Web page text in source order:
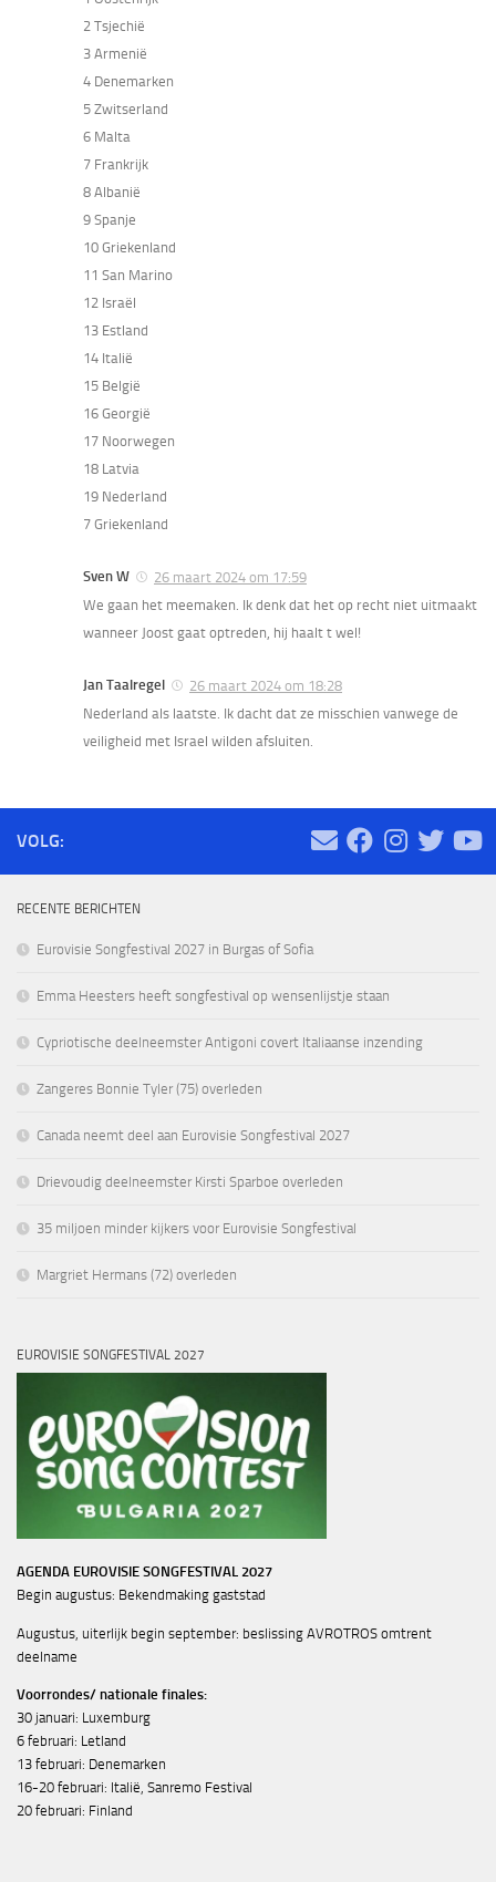
2 Tsjechië
3 Armenië
4 Denemarken
5 Zwitserland
6 Malta
7 Frankrijk
8 Albanië
9 Spanje
10 Griekenland
11 San Marino
12 Israël
13 Estland
14 Italië
15 België
16 Georgië
17 Noorwegen
18 Latvia
19 Nederland
7 Griekenland
Sven W
26 maart 2024 om 17:59
We gaan het meemaken. Ik denk dat het op recht niet uitmaakt
wanneer Joost gaat optreden, hij haalt t wel!
Jan Taalregel
26 maart 2024 om 18:28
Nederland als laatste. Ik dacht dat ze misschien vanwege de
veiligheid met Israel wilden afsluiten.
VOLG:
RECENTE BERICHTEN
Eurovisie Songfestival 2027 in Burgas of Sofia
Emma Heesters heeft songfestival op wensenlijstje staan
Cypriotische deelneemster Antigoni covert Italiaanse inzending
Zangeres Bonnie Tyler (75) overleden
Canada neemt deel aan Eurovisie Songfestival 2027
Drievoudig deelneemster Kirsti Sparboe overleden
35 miljoen minder kijkers voor Eurovisie Songfestival
Margriet Hermans (72) overleden
EUROVISIE SONGFESTIVAL 2027
AGENDA EUROVISIE SONGFESTIVAL 2027
Begin augustus: Bekendmaking gaststad
Augustus, uiterlijk begin september: beslissing AVROTROS omtrent
deelname
Voorrondes/ nationale finales:
30 januari: Luxemburg
6 februari: Letland
13 februari: Denemarken
16-20 februari: Italië, Sanremo Festival
20 februari: Finland